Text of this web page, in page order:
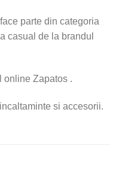
parte din categoria
casual de la brandul
online Zapatos .
si accesorii.